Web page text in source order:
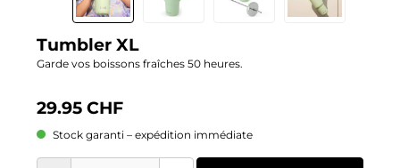
Tumbler XL
Garde vos boissons fraîches 50 heures.
29.95 CHF
Stock garanti – expédition immédiate
Quantité de produit : Entrez la quantité souhaitée ou utilisez les boutons